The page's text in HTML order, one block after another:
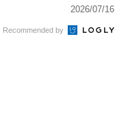
2026/07/16
Recommended by